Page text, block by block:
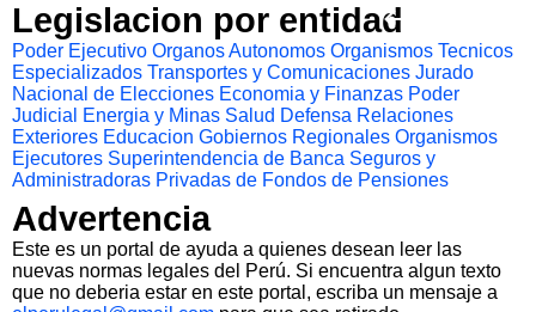
Legislacion por entidad
Poder Ejecutivo Organos Autonomos Organismos Tecnicos
Especializados Transportes y Comunicaciones Jurado
Nacional de Elecciones Economia y Finanzas Poder
Judicial
Energia y Minas Salud Defensa Relaciones
Exteriores Educacion Gobiernos Regionales Organismos
Ejecutores Superintendencia de Banca Seguros y
Administradoras Privadas de Fondos de Pensiones
Advertencia
Este es un portal de ayuda a quienes desean leer las
nuevas normas legales del Perú. Si encuentra algun texto
que no deberia estar en este portal, escriba un mensaje a